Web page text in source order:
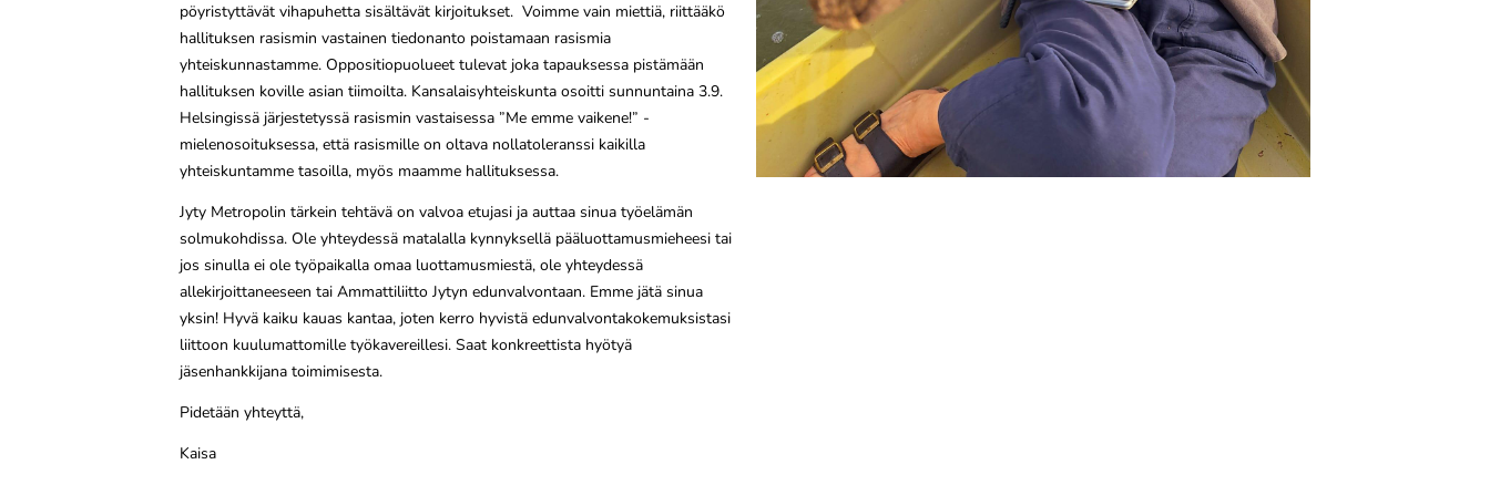
pöyristyttävät vihapuhetta sisältävät kirjoitukset. Voimme vain miettiä, riittääkö
hallituksen rasismin vastainen tiedonanto poistamaan rasismia
yhteiskunnastamme. Oppositiopuolueet tulevat joka tapauksessa pistämään
hallituksen koville asian tiimoilta. Kansalaisyhteiskunta osoitti sunnuntaina 3.9.
Helsingissä järjestetyssä rasismin vastaisessa ”Me emme vaikene!” -
mielenosoituksessa, että rasismille on oltava nollatoleranssi kaikilla
yhteiskuntamme tasoilla, myös maamme hallituksessa.
Jyty Metropolin tärkein tehtävä on valvoa etujasi ja auttaa sinua työelämän
solmukohdissa. Ole yhteydessä matalalla kynnyksellä pääluottamusmieheesi tai
jos sinulla ei ole työpaikalla omaa luottamusmiestä, ole yhteydessä
allekirjoittaneeseen tai Ammattiliitto Jytyn edunvalvontaan. Emme jätä sinua
yksin! Hyvä kaiku kauas kantaa, joten kerro hyvistä edunvalvontakokemuksistasi
liittoon kuulumattomille työkavereillesi. Saat konkreettista hyötyä
jäsenhankkijana toimimisesta.
Pidetään yhteyttä,
Kaisa